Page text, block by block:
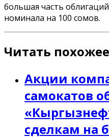
большая часть
номинала на 100 сомов.
Читать похожее
Акции
самокатов
сделкам на